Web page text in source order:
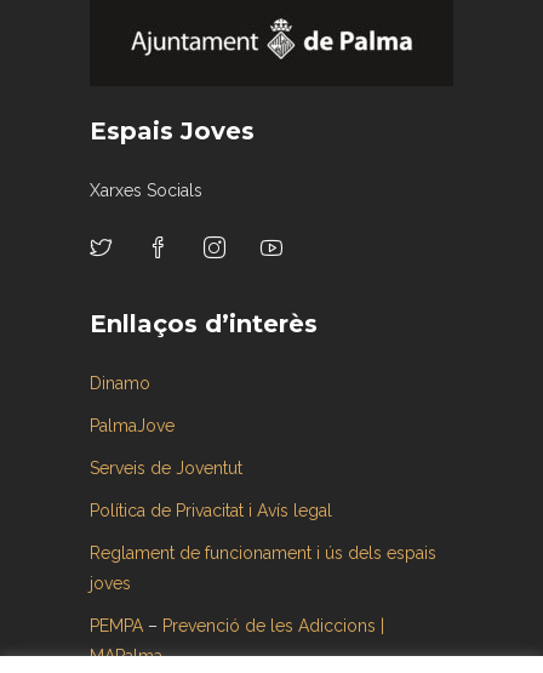
Espais Joves
Xarxes Socials
Enllaços d’interès
Dinamo
PalmaJove
Serveis de Joventut
Política de Privacitat i Avís legal
Reglament de funcionament i ús dels espais
joves
PEMPA – Prevenció de les Adiccions |
MAPalma